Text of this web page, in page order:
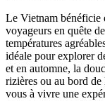
Le Vietnam bénéficie
voyageurs en quête
températures
idéale pour explorer
et en automne, la
rizières ou au bord de
vous à vivre une